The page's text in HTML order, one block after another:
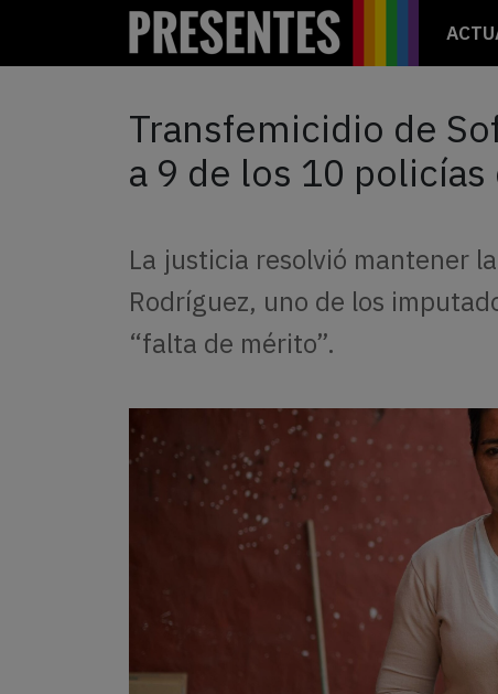
Transfemicidio de
a 9 de los 10
La justicia resolvió mantener
Rodríguez, uno de los
“falta de mérito”.